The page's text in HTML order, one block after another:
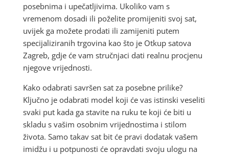
posebnima i upečatljivima. Ukoliko vam s
vremenom dosadi ili poželite promijeniti svoj sat,
uvijek ga možete prodati ili zamijeniti putem
specijaliziranih trgovina kao što je Otkup satova
Zagreb, gdje će vam stručnjaci dati realnu procjenu
njegove vrijednosti.
Kako odabrati savršen sat za posebne prilike?
Ključno je odabrati model koji će vas istinski veseliti
svaki put kada ga stavite na ruku te koji će biti u
skladu s vašim osobnim vrijednostima i stilom
života. Samo takav sat bit će pravi dodatak vašem
imidžu i u potpunosti će opravdati svoju ulogu na